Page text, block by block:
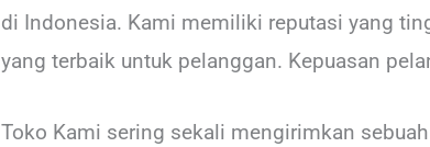
di Indonesia. Kami memiliki reputasi yang
yang terbaik untuk pelanggan. Kepuasan
Toko Kami sering sekali mengirimkan